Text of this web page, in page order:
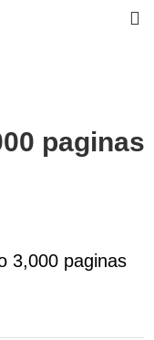
paginas
3,000 paginas